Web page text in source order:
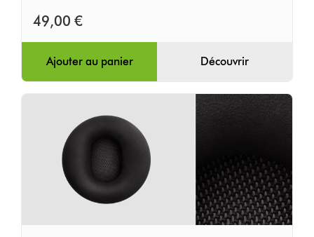
49,00 €
Ajouter au panier Découvrir